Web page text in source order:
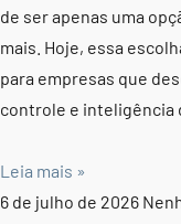
de ser apenas uma
mais. Hoje, essa
para empresas que
controle e inteligência
Leia mais »
6 de julho de 2026